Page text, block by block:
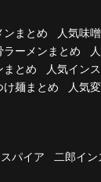
ンまとめ
人気味
ラーメンまとめ
まとめ
人気イン
け麺まとめ 人気
パイア 二郎イ